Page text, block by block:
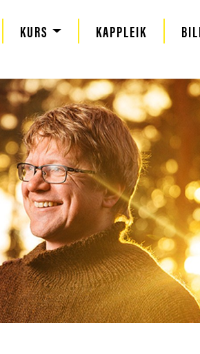
KURS KAPPLEIK